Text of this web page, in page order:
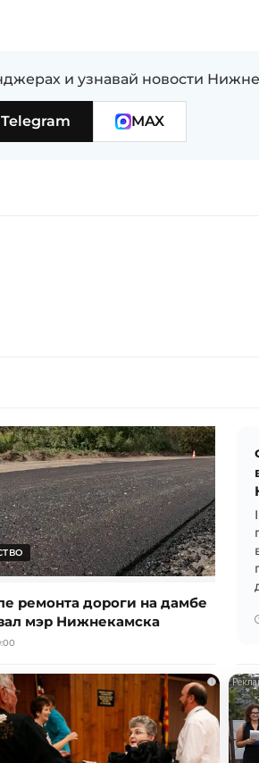
и узнавай новости
Telegram MAX
ремонта дороги на дамбе
мэр Нижнекамска
i